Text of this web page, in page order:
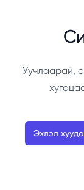
Уучлаарай,
Эхлэл